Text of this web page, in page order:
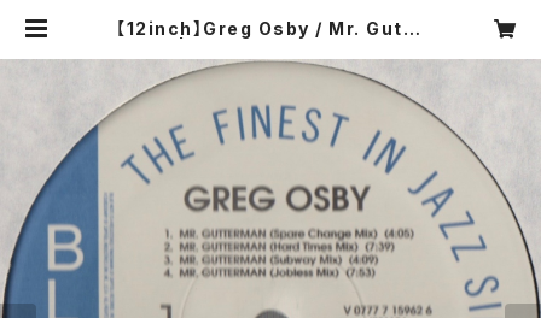
【12inch】Greg Osby / Mr. Gutte